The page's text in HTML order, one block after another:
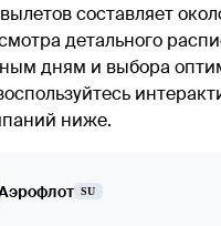
составляет
детального
дням и выбора
ниже.
SU